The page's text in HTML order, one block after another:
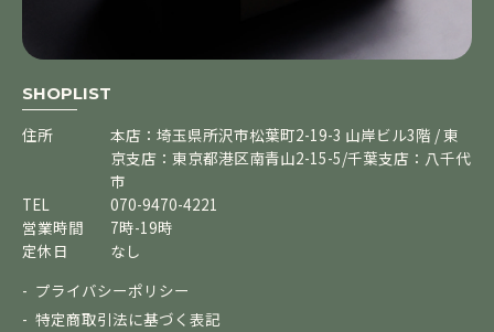
SHOPLIST
住所
本店：埼玉県所沢市松葉町2-19-3 山岸ビル3階 / 東
京支店：東京都港区南青山2-15-5/千葉支店：八千代
市
TEL
070-9470-4221
営業時間
7時-19時
定休日
なし
プライバシーポリシー
特定商取引法に基づく表記